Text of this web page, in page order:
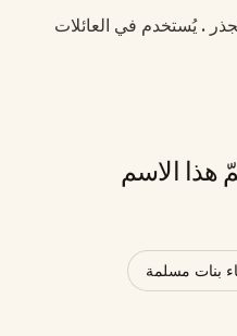
. يُستخدم في العائلات
الاسم
بنات مسلمة